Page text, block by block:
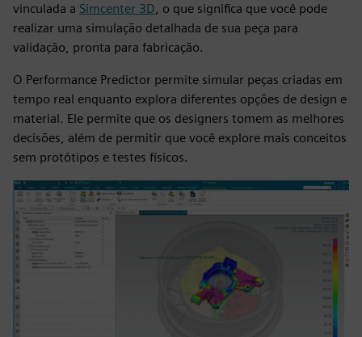
vinculada a Simcenter 3D, o que significa que você pode
realizar uma simulação detalhada de sua peça para
validação, pronta para fabricação.
O Performance Predictor permite simular peças criadas em
tempo real enquanto explora diferentes opções de design e
material. Ele permite que os designers tomem as melhores
decisões, além de permitir que você explore mais conceitos
sem protótipos e testes físicos.